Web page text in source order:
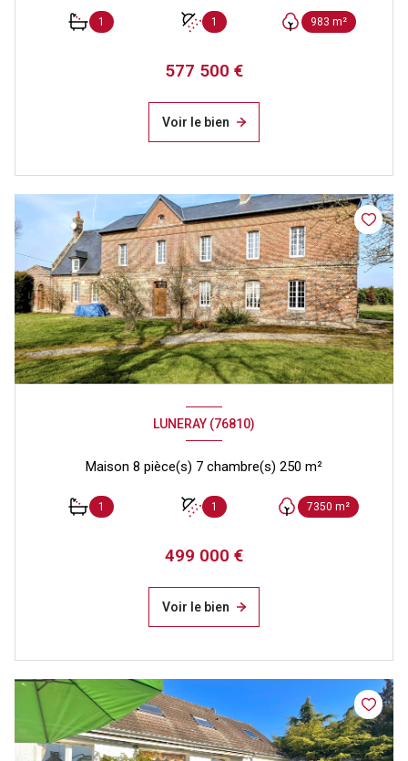
1 1 983 m²
577 500 €
Voir le bien
LUNERAY (76810)
Maison 8 pièce(s) 7 chambre(s) 250 m²
1 1 7350 m²
499 000 €
Voir le bien